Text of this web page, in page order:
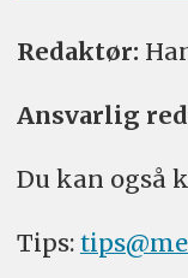
Redaktør:
Ansvarlig
Du kan også
Tips: